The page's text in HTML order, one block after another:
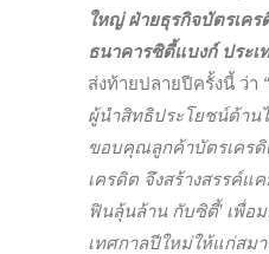
ใหญ่ ฝ่ายธุรกิจบัตรเค
ธนาคารซิตี้แบงก์ ประเ
ส่งท้ายปลายปีครั้งนี้ ว่า
ผู้นำสิทธิประโยชน์ด้าน
ขอบคุณลูกค้าบัตรเคร
เครดิต จึงสร้างสรรค์แ
ฟินลุ้นล้าน กับซิตี้’ เพื่อ
เทศกาลปีใหม่ให้แก่สม